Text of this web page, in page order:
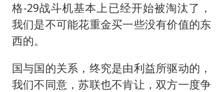
格-29战斗机基本上已经开始被淘汰了，
我们是不可能花重金买一些没有价值的东
西的。
国与国的关系，终究是由利益所驱动的，
我们不同意，苏联也不肯让，双方一度争